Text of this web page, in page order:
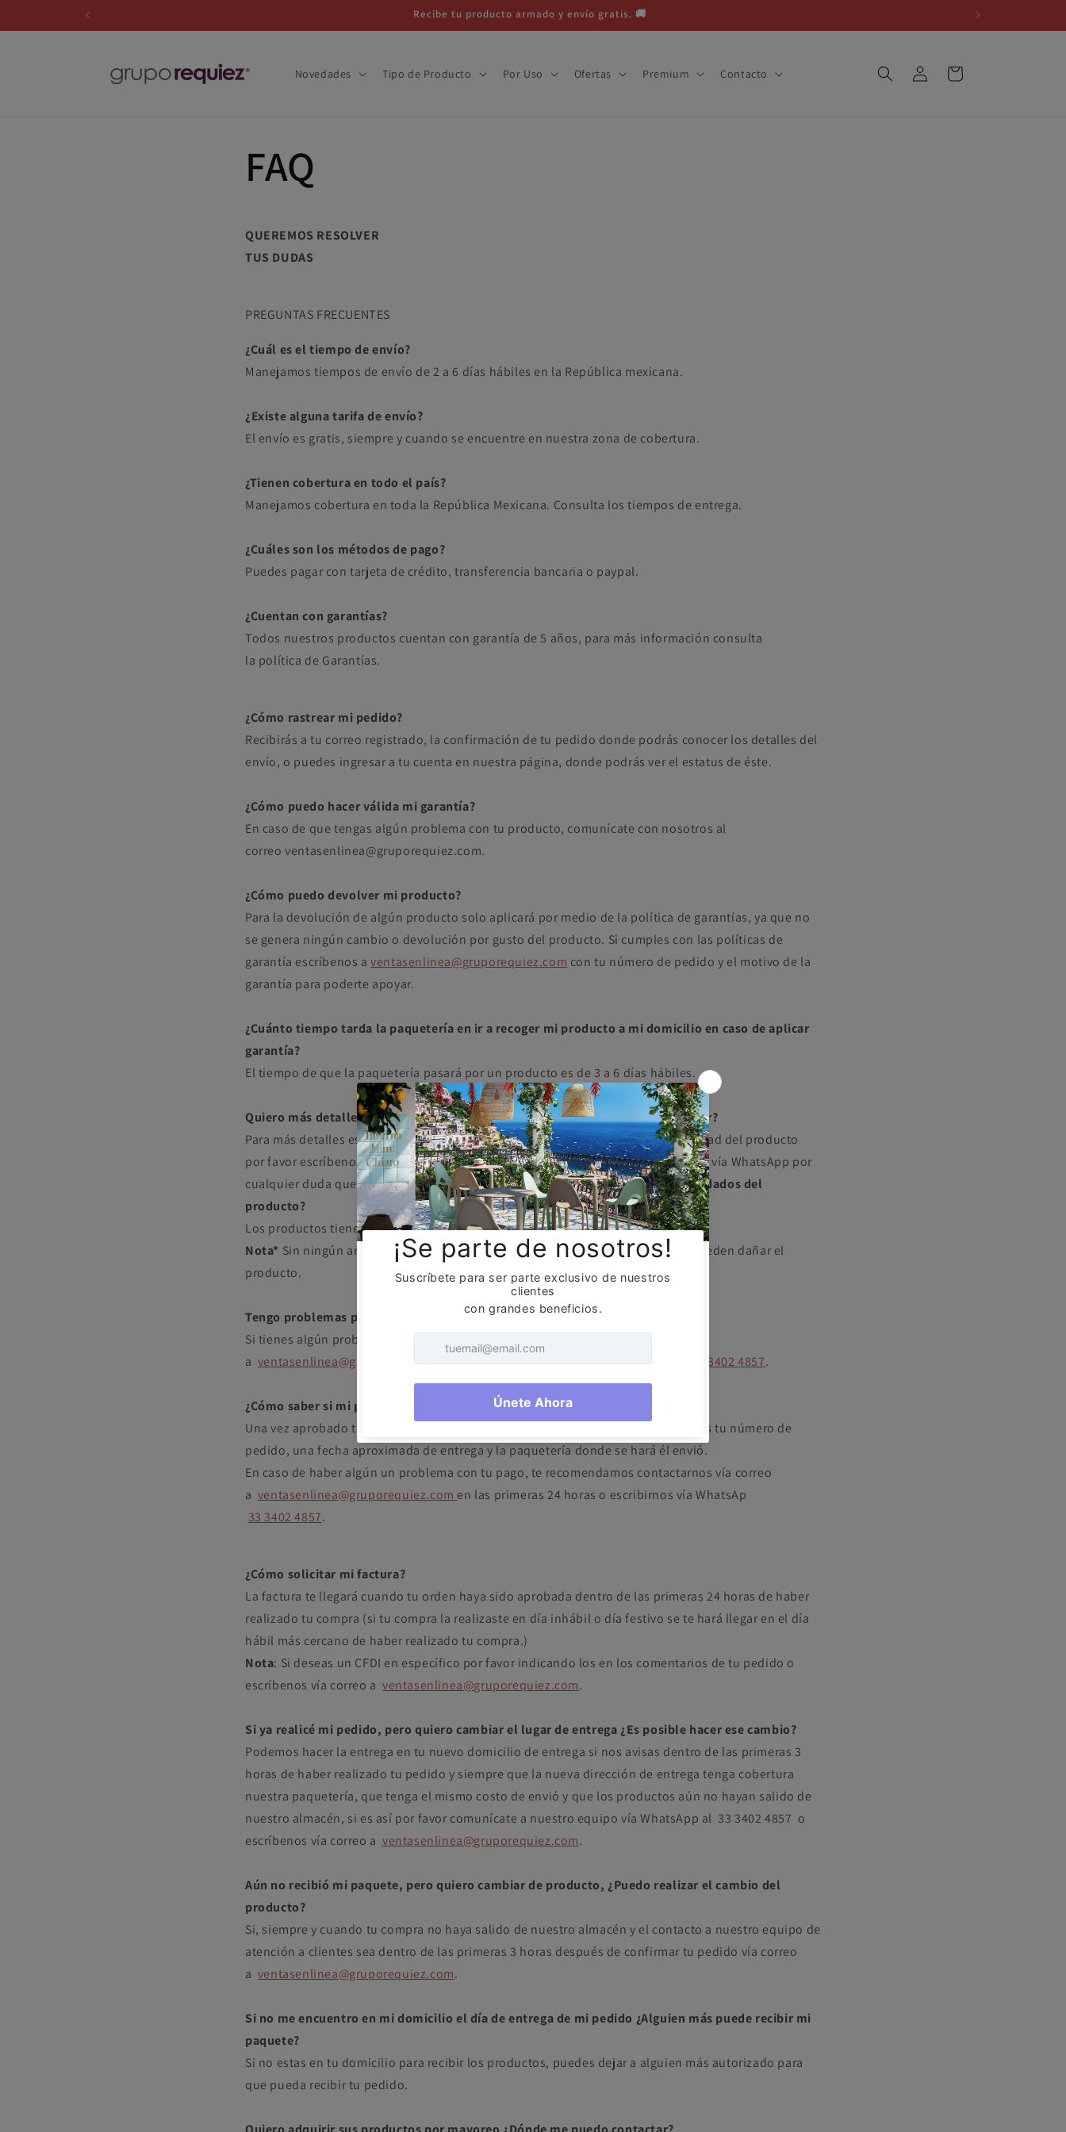
al contenido
Recibe tu producto armado y envío gratis. 🚚
Novedades Tipo de Producto Por Uso Ofertas Premium Contacto
Iniciar
sesión
Carrito
FAQ
QUEREMOS RESOLVER
TUS DUDAS
PREGUNTAS FRECUENTES
¿Cuál es el tiempo de envío?
Manejamos tiempos de envío de 2 a 6 días hábiles en la República mexicana.
¿Existe alguna tarifa de envío?
El envío es gratis, siempre y cuando se encuentre en nuestra zona de cobertura.
¿Tienen cobertura en todo el país?
Manejamos cobertura en toda la República Mexicana. Consulta los tiempos de entrega.
¿Cuáles son los métodos de pago?
Puedes pagar con tarjeta de crédito, transferencia bancaria o paypal.
¿Cuentan con garantías?
Todos nuestros productos cuentan con garantía de 5 años, para más información consulta
la política de Garantías.
¿Cómo rastrear mi pedido?
Recibirás a tu correo registrado, la confirmación de tu pedido donde podrás conocer los detalles del
envío, o puedes ingresar a tu cuenta en nuestra página, donde podrás ver el estatus de éste.
¿Cómo puedo hacer válida mi garantía?
En caso de que tengas algún problema con tu producto, comunícate con nosotros al
correo ventasenlinea@gruporequiez.com.
¿Cómo puedo devolver mi producto?
Para la devolución de algún producto solo aplicará por medio de la política de garantías, ya que no
se genera ningún cambio o devolución por gusto del producto. Si cumples con las políticas de
garantía escríbenos a ventasenlinea@gruporequiez.com con tu número de pedido y el motivo de la
garantía para poderte apoyar.
¿Cuánto tiempo tarda la paquetería en ir a recoger mi producto a mi domicilio en caso de aplicar
garantía?
El tiempo de que la paquetería pasará por un producto es de 3 a 6 días hábiles.
Quiero más detalles de un producto en particular, ¿Dónde me puedo comunicar?
Para más detalles específicos de cada producto o alguna duda respecto a la calidad del producto
por favor escríbenos aventasenlinea@gruporequiez.como puedes contactarnos vía WhatsApp por
cualquier duda que tengas33 3402 4857.¿Cómo puedo saber cuáles son los cuidados del
producto?
Los productos tienen que ser limpiados con un trapo húmedo
Nota* Sin ningún aromatizante, blanqueador o jabón ya que estos materiales pueden dañar el
producto.
Tengo problemas para finalizar mi pedido
Si tienes algún problema con acabar tu pedido por favor escríbenos vía correo
a ventasenlinea@gruporequiez.como puedes contactarnos vía WhatsApp al 33 3402 4857.
¿Cómo saber si mi pedido fue autorizado?
Una vez aprobado tu pago, recibirás un email de confirmación donde encontrarás tu número de
pedido, una fecha aproximada de entrega y la paquetería donde se hará él envió.
En caso de haber algún un problema con tu pago, te recomendamos contactarnos vía correo
a ventasenlinea@gruporequiez.com en las primeras 24 horas o escribirnos vía WhatsAp
33 3402 4857.
¿Cómo solicitar mi factura?
La factura te llegará cuando tu orden haya sido aprobada dentro de las primeras 24 horas de haber
realizado tu compra (si tu compra la realizaste en día inhábil o día festivo se te hará llegar en el día
hábil más cercano de haber realizado tu compra.)
Nota: Si deseas un CFDI en específico por favor indicando los en los comentarios de tu pedido o
escríbenos vía correo a ventasenlinea@gruporequiez.com.
Si ya realicé mi pedido, pero quiero cambiar el lugar de entrega ¿Es posible hacer ese cambio?
Podemos hacer la entrega en tu nuevo domicilio de entrega si nos avisas dentro de las primeras 3
horas de haber realizado tu pedido y siempre que la nueva dirección de entrega tenga cobertura
nuestra paquetería, que tenga el mismo costo de envió y que los productos aún no hayan salido de
nuestro almacén, si es así por favor comunícate a nuestro equipo vía WhatsApp al 33 3402 4857 o
escríbenos vía correo a ventasenlinea@gruporequiez.com.
Aún no recibió mi paquete, pero quiero cambiar de producto, ¿Puedo realizar el cambio del
producto?
Si, siempre y cuando tu compra no haya salido de nuestro almacén y el contacto a nuestro equipo de
atención a clientes sea dentro de las primeras 3 horas después de confirmar tu pedido vía correo
a ventasenlinea@gruporequiez.com.
Si no me encuentro en mi domicilio el día de entrega de mi pedido ¿Alguien más puede recibir mi
paquete?
Si no estas en tu domicilio para recibir los productos, puedes dejar a alguien más autorizado para
que pueda recibir tu pedido.